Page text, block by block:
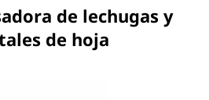
de lechugas y
de hoja